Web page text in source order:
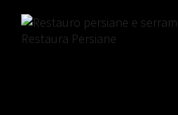
contenuto